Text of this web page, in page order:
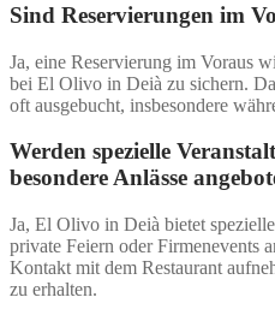
Sind Reservierungen im
Ja, eine Reservierung im Voraus
bei El Olivo in Deià zu sichern.
oft ausgebucht, insbesondere
Werden spezielle
besondere Anlässe
Ja, El Olivo in Deià bietet
private Feiern oder Firmenevents
Kontakt mit dem Restaurant
zu erhalten.